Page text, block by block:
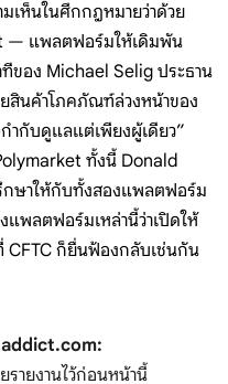
เห็นในศึกกฎหมายว่าด้วย
— แพลตฟอร์มให้เดิมพัน
ของ Michael Selig ประธาน
สินค้าโภคภัณฑ์ล่วงหน้าของ
ำกับดูแลแต่เพียงผู้เดียว”
ทั้งนี้ Donald
ษาให้กับทั้งสองแพลตฟอร์ม
พลตฟอร์มเหล่านี้ว่าเปิดให้
ก็ยื่นฟ้องกลับเช่นกัน
รายงานไว้ก่อนหน้านี้